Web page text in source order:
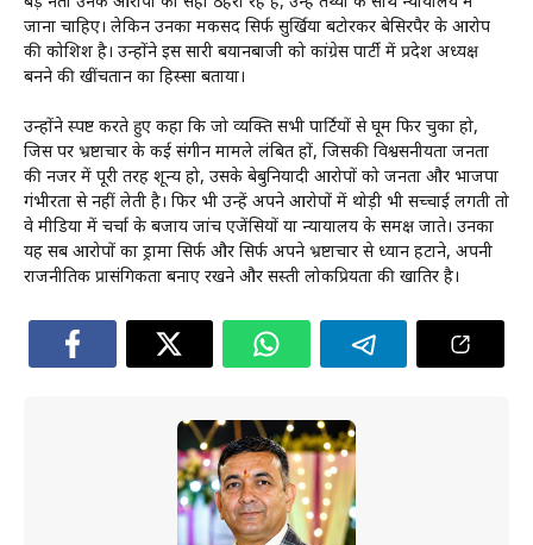
जाना चाहिए। लेकिन उनका मकसद सिर्फ सुर्खिया बटोरकर बेसिरपैर के आरोप
की कोशिश है। उन्होंने इस सारी बयानबाजी को कांग्रेस पार्टी में प्रदेश अध्यक्ष
बनने की खींचतान का हिस्सा बताया।
उन्होंने स्पष्ट करते हुए कहा कि जो व्यक्ति सभी पार्टियों से घूम फिर चुका हो,
जिस पर भ्रष्टाचार के कई संगीन मामले लंबित हों, जिसकी विश्वसनीयता जनता
की नजर में पूरी तरह शून्य हो, उसके बेबुनियादी आरोपों को जनता और भाजपा
गंभीरता से नहीं लेती है। फिर भी उन्हें अपने आरोपों में थोड़ी भी सच्चाई लगती तो
वे मीडिया में चर्चा के बजाय जांच एजेंसियों या न्यायालय के समक्ष जाते। उनका
यह सब आरोपों का ड्रामा सिर्फ और सिर्फ अपने भ्रष्टाचार से ध्यान हटाने, अपनी
राजनीतिक प्रासंगिकता बनाए रखने और सस्ती लोकप्रियता की खातिर है।